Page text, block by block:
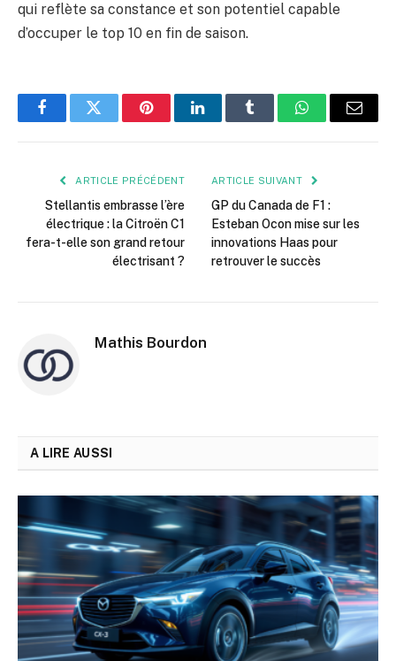
qui reflète sa constance et son potentiel capable
d’occuper le top 10 en fin de saison.
FacebookTwitter PinterestLinkedInTumblr WhatsApp
E-
ARTICLE PRÉCÉDENT
Stellantis embrasse l’ère
électrique : la Citroën C1
fera-t-elle son grand retour
électrisant ?
ARTICLE SUIVANT
GP du Canada de F1 :
Esteban Ocon mise sur les
innovations Haas pour
retrouver le succès
Mathis Bourdon
A LIRE AUSSI